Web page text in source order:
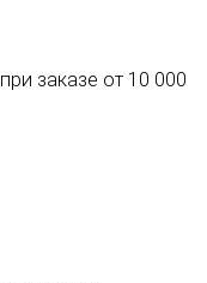
при заказе от 10 000